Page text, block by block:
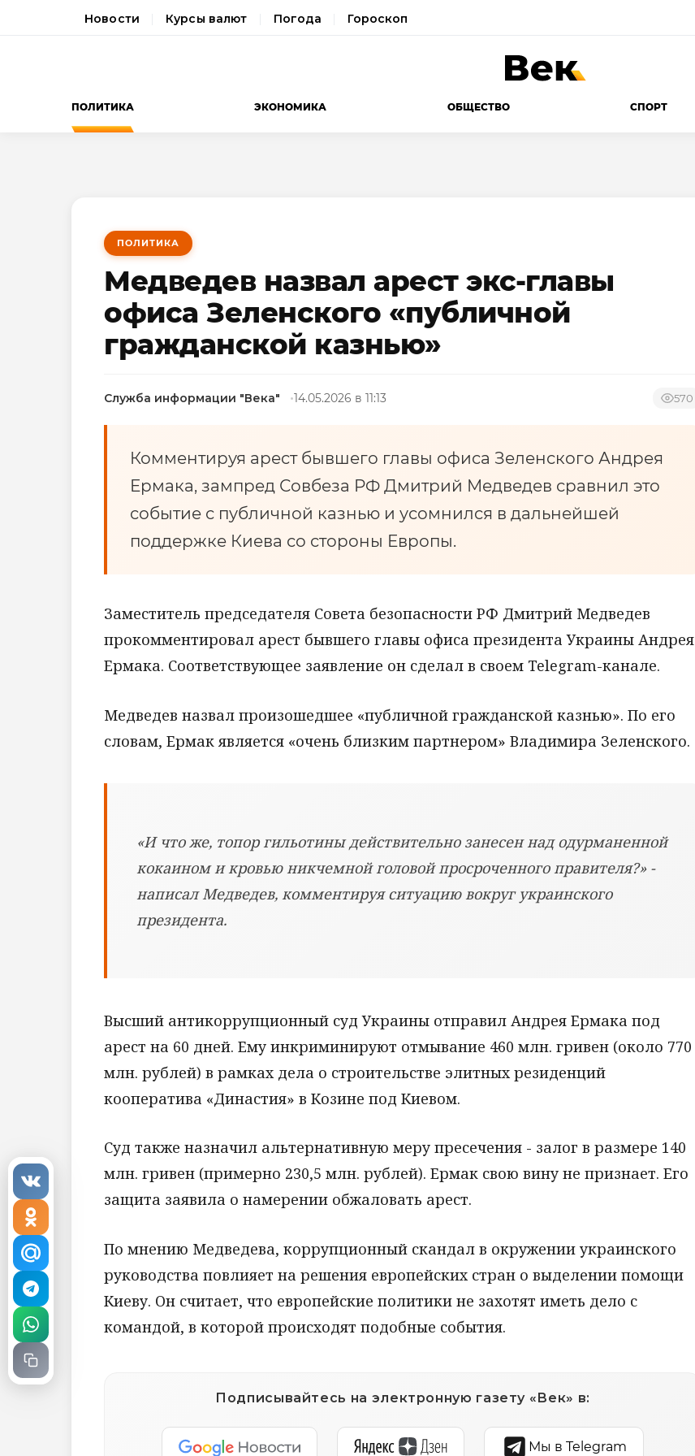
Новости Курсы валют Погода Гороскоп
ПОЛИТИКА ЭКОНОМИКА ОБЩЕСТВО СПОРТ
ПОЛИТИКА
Медведев назвал арест экс-главы
офиса Зеленского «публичной
гражданской казнью»
Служба информации "Века" 14.05.2026 в 11:13 570
Комментируя арест бывшего главы офиса Зеленского Андрея
Ермака, зампред Совбеза РФ Дмитрий Медведев сравнил это
событие с публичной казнью и усомнился в дальнейшей
поддержке Киева со стороны Европы.
Заместитель председателя Совета безопасности РФ Дмитрий Медведев
прокомментировал арест бывшего главы офиса президента Украины Андрея
Ермака. Соответствующее заявление он сделал в своем Telegram-канале.
Медведев назвал произошедшее «публичной гражданской казнью». По его
словам, Ермак является «очень близким партнером» Владимира Зеленского.
«И что же, топор гильотины действительно занесен над одурманенной
кокаином и кровью никчемной головой просроченного правителя?» -
написал Медведев, комментируя ситуацию вокруг украинского
президента.
Высший антикоррупционный суд Украины отправил Андрея Ермака под
арест на 60 дней. Ему инкриминируют отмывание 460 млн. гривен (около 770
млн. рублей) в рамках дела о строительстве элитных резиденций
кооператива «Династия» в Козине под Киевом.
Суд также назначил альтернативную меру пресечения - залог в размере 140
млн. гривен (примерно 230,5 млн. рублей). Ермак свою вину не признает. Его
защита заявила о намерении обжаловать арест.
По мнению Медведева, коррупционный скандал в окружении украинского
руководства повлияет на решения европейских стран о выделении помощи
Киеву. Он считает, что европейские политики не захотят иметь дело с
командой, в которой происходят подобные события.
Подписывайтесь на электронную газету «Век» в:
Мы в Telegram